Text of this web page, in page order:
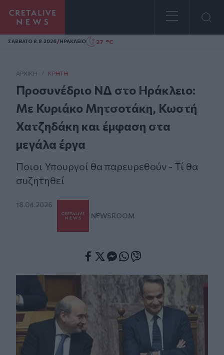
Homepage
ΣAΒΒΑΤΟ 8.8.2026/ΗΡΑΚΛΕΙΟ 27 °C
ΑΡΧΙΚΗ / ΚΡΉΤΗ
Προσυνέδριο ΝΔ στο Ηράκλειο:
Με Κυριάκο Μητσοτάκη, Κωστή
Χατζηδάκη και έμφαση στα
μεγάλα έργα
Ποιοι Υπουργοί θα παρευρεθούν - Τί θα
συζητηθεί
18.04.2026
NEWSROOM